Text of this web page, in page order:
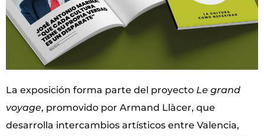
La exposición forma parte del proyecto Le grand
voyage, promovido por Armand Llàcer, que
desarrolla intercambios artísticos entre Valencia,